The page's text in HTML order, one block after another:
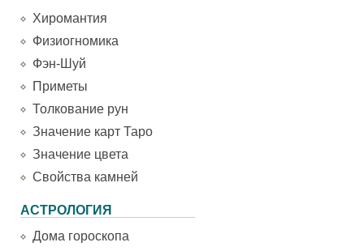
Хиромантия
Физиогномика
Фэн-Шуй
Приметы
Толкование рун
Значение карт Таро
Значение цвета
Свойства камней
АСТРОЛОГИЯ
Дома гороскопа